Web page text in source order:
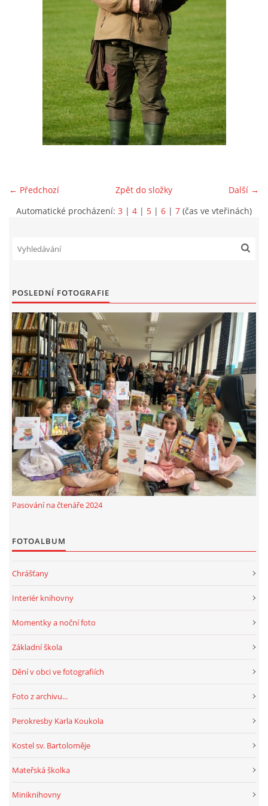
STREET ART
"KNIHOBUDKY"
ČASOSBĚRY - CHRÁŠŤANY
E-KNIHY DO KAŽDÉ KNIHOVNY
FREE WIFI
VÝZNAČNÍ RODÁCI
FOTOALBUM
PODĚKOVÁNÍ
NAPSALI O NÁS....
SLUŽBY
HRY, KVÍZY, VZDĚLÁVÁNÍ ON-LINE
© 2026 eStránky.cz |RSS Aktualizováno: 1. 8. 2026
← Předchozí Další →
Zpět do složky
Automatické procházení: 3 | 4 | 5 | 6 | 7 (čas ve vteřinách)
POSLEDNÍ FOTOGRAFIE
Pasování na čtenáře 2024
FOTOALBUM
Chrášťany
Interiér knihovny
Momentky a noční foto
Základní škola
Dění v obci ve fotografiích
Foto z archivu...
Perokresby Karla Koukola
Kostel sv. Bartoloměje
Mateřská školka
Miniknihovny